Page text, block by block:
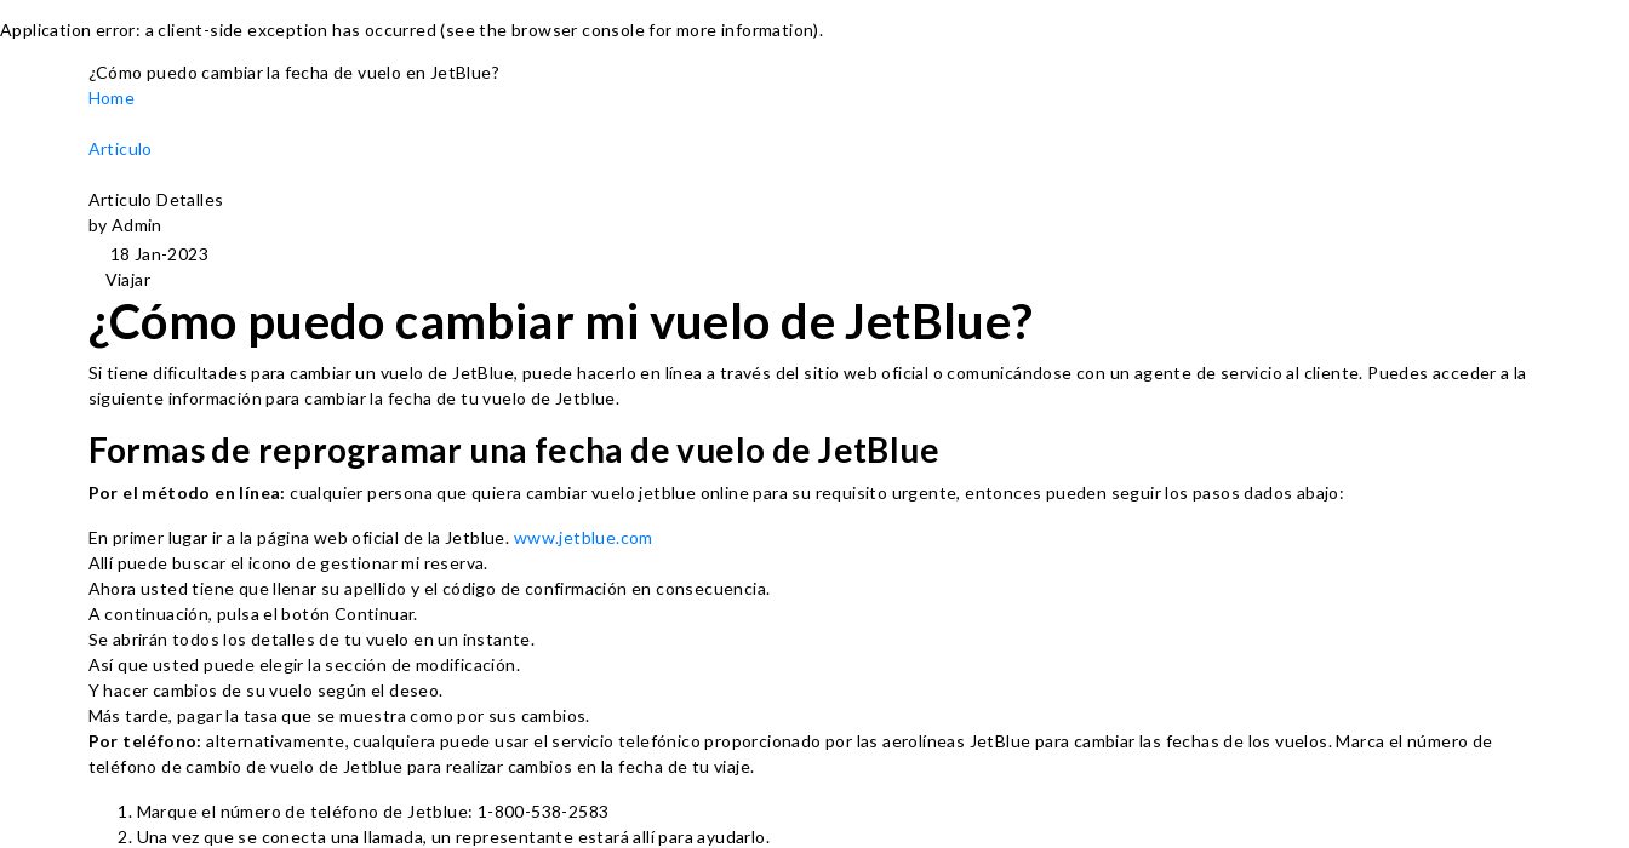
Application error: a client-side exception has occurred (see the browser console for more information).
¿Cómo puedo cambiar la fecha de vuelo en JetBlue?
Home
Articulo
Articulo Detalles
by Admin
18 Jan-2023
Viajar
¿Cómo puedo cambiar mi vuelo de JetBlue?
Si tiene dificultades para cambiar un vuelo de JetBlue, puede hacerlo en línea a través del sitio web oficial o comunicándose con un agente de servicio al cliente. Puedes acceder a la
siguiente información para cambiar la fecha de tu vuelo de Jetblue.
Formas de reprogramar una fecha de vuelo de JetBlue
Por el método en línea: cualquier persona que quiera cambiar vuelo jetblue online para su requisito urgente, entonces pueden seguir los pasos dados abajo:
En primer lugar ir a la página web oficial de la Jetblue. www.jetblue.com
Allí puede buscar el icono de gestionar mi reserva.
Ahora usted tiene que llenar su apellido y el código de confirmación en consecuencia.
A continuación, pulsa el botón Continuar.
Se abrirán todos los detalles de tu vuelo en un instante.
Así que usted puede elegir la sección de modificación.
Y hacer cambios de su vuelo según el deseo.
Más tarde, pagar la tasa que se muestra como por sus cambios.
Por teléfono: alternativamente, cualquiera puede usar el servicio telefónico proporcionado por las aerolíneas JetBlue para cambiar las fechas de los vuelos. Marca el número de
teléfono de cambio de vuelo de Jetblue para realizar cambios en la fecha de tu viaje.
Marque el número de teléfono de Jetblue: 1-800-538-2583
Una vez que se conecta una llamada, un representante estará allí para ayudarlo.